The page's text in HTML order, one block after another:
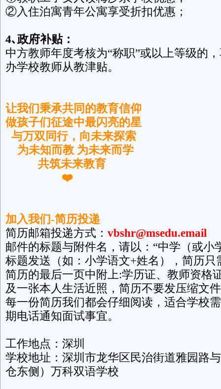
②入住泊寓青年公寓享受折扣优惠；
4､政府补贴：
中方教师年度考核为“称职”或以上等级的
办学校教师从教津贴。
让我们秉承共同的教育信仰
做孩子们征途中最闪亮的星
与万双同行，向未来探索
为未知而教 为未来而学
共筑未来教育
❤
加入我们-简历投递
简历邮箱投递方式： vbshr@msedu.email
邮件的标题与附件名，请以：“中学（或小
标题发送（如：小学语文+姓名），简历只
简历的最后一页中附上:学历证、教师资格
及一张本人生活近照，简历不要发压缩文
每一份简历我们都会仔细阅读，适合学校
期电话通知面试事宜。
工作地点：深圳
学校地址：深圳市龙华区民治街道雅园路
仓东侧）万科双语学校